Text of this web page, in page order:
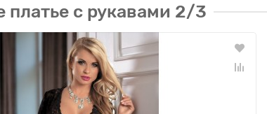
платье с рукавами 2/3